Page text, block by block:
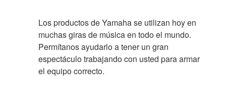
Los productos de Yamaha se utilizan hoy en
muchas giras de música en todo el mundo.
Permítanos ayudarlo a tener un gran
espectáculo trabajando con usted para armar
el equipo correcto.